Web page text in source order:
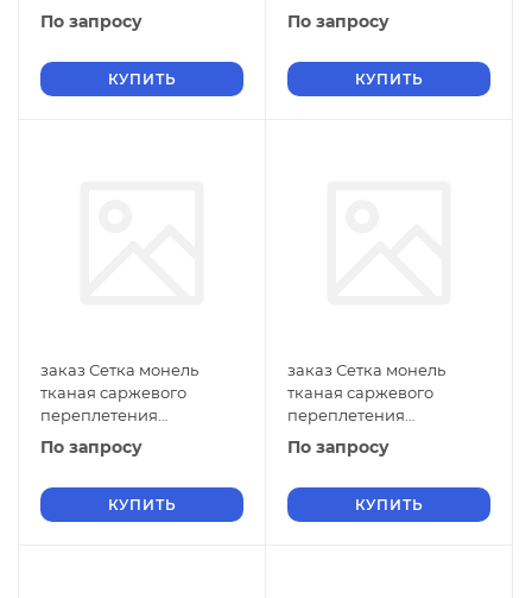
двусторонняя
фильтровая 0,9х0,14 мм
ячейки
По запросу
КУПИТЬ
двусторонняя
фильтровая 0,8х0,6 мм
ячейки
По запросу
КУПИТЬ
заказ Сетка монель
тканая саржевого
переплетения
двусторонняя
фильтровая 0,8х0,5 мм
ячейки
По запросу
КУПИТЬ
заказ Сетка монель
тканая саржевого
переплетения
двусторонняя
фильтровая 0,8х0,4 мм
ячейки
По запросу
КУПИТЬ